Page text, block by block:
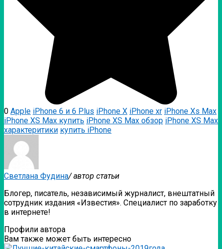
0 Apple iPhone 6 и 6 Plus iPhone X iPhone xr iPhone Xs Max
iPhone XS Max купить iPhone XS Max обзор iPhone XS Max
характеритики купить iPhone
Светлана Фудина/ автор статьи
Блогер, писатель, независимый журналист, внештатный
сотрудник издания «Известия». Специалист по заработку
в интернете!
Профили автора
Вам также может быть интересно